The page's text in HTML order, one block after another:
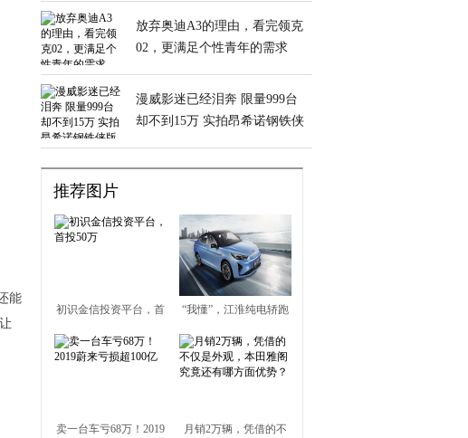
能
放弃奥迪A3的理由，看完领克
02，更满足个性青年的需求
漫威影迷已经泪奔 限量999台
却不到15万 实拍昂希诺钢铁侠
推荐图片
初识金信投资平台，首
投50万
“我懂”，江淮纯电轿跑
定名iC5
卖一台车亏68万！2019 月销2万辆，凭借的不